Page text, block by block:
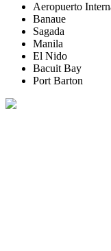
Aeropuerto
Banaue
Sagada
Manila
El Nido
Bacuit Bay
Port Barton